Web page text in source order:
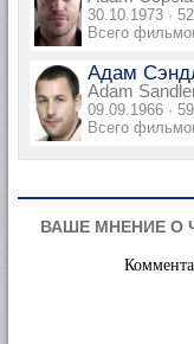
30.10.1973 ·
Всего
Адам
Adam
09.09.1966 ·
Всего
ВАШЕ МНЕНИЕ О